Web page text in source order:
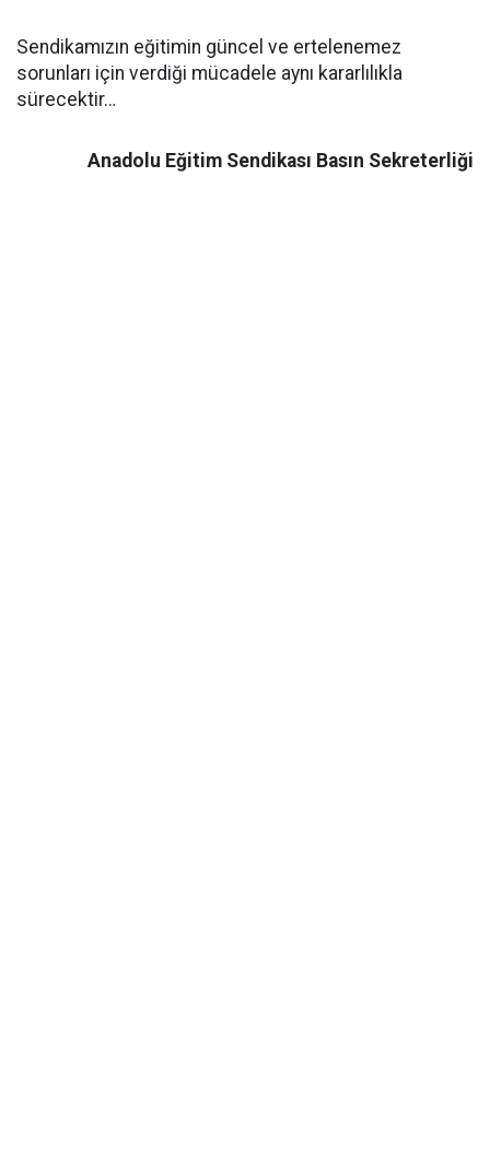
Sendikamızın eğitimin güncel ve ertelenemez
sorunları için verdiği mücadele aynı kararlılıkla
sürecektir…
Anadolu Eğitim Sendikası Basın Sekreterliği